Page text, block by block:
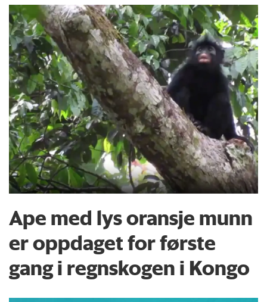
Ape med lys oransje munn
er oppdaget for første
gang i regnskogen i Kongo